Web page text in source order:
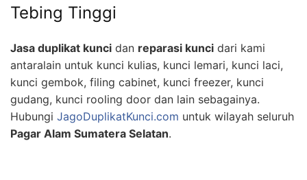
Tebing Tinggi
Jasa duplikat kunci dan reparasi kunci dari kami
antaralain untuk kunci kulias, kunci lemari, kunci laci,
kunci gembok, filing cabinet, kunci freezer, kunci
gudang, kunci rooling door dan lain sebagainya.
Hubungi JagoDuplikatKunci.com untuk wilayah seluruh
Pagar Alam Sumatera Selatan.